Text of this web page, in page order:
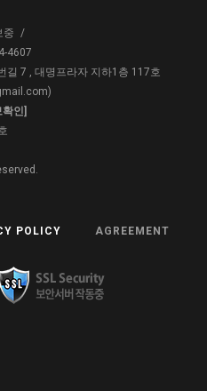
중 /
4607
길 7 , 대명프라자 지하1층 117호
)
인]
POLICY AGREEMENT